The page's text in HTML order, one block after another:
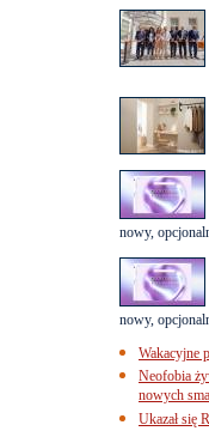
nowy,
nowy,
Wakacyjne
Neofobia
nowych
Ukazał się